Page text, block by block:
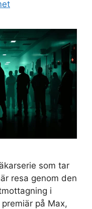
som tar
resa genom den
i
på Max,